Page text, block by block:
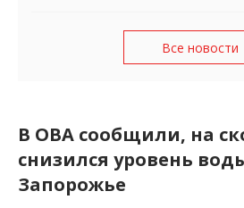
Все новости
В ОВА сообщили, на
снизился уровень
Запорожье